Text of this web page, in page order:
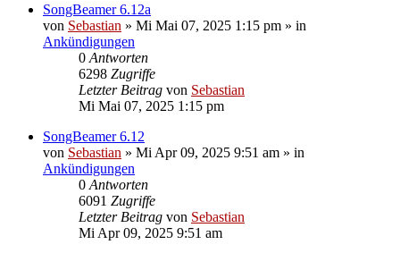
SongBeamer 6.12a
von Sebastian » Mi Mai 07, 2025 1:15 pm » in
Ankündigungen
0 Antworten
6298 Zugriffe
Letzter Beitrag von Sebastian
Mi Mai 07, 2025 1:15 pm
SongBeamer 6.12
von Sebastian » Mi Apr 09, 2025 9:51 am » in
Ankündigungen
0 Antworten
6091 Zugriffe
Letzter Beitrag von Sebastian
Mi Apr 09, 2025 9:51 am